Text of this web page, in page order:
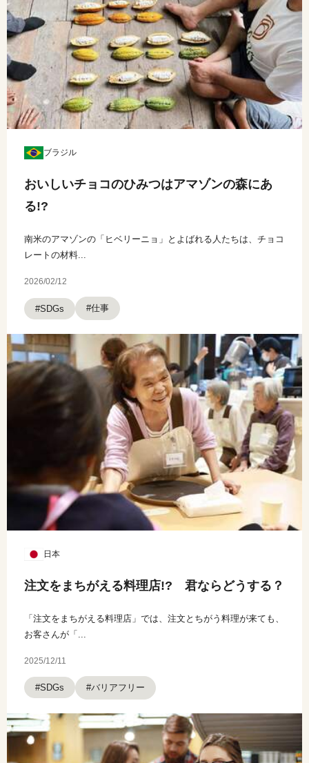
ブラジル
おいしいチョコのひみつはアマゾンの森にあ
る!?
南米のアマゾンの「ヒベリーニョ」とよばれる人たちは、チョコ
レートの材料...
2026/02/12
#SDGs #仕事
日本
注文をまちがえる料理店!? 君ならどうする？
「注文をまちがえる料理店」では、注文とちがう料理が来ても、
お客さんが「...
2025/12/11
#SDGs #バリアフリー